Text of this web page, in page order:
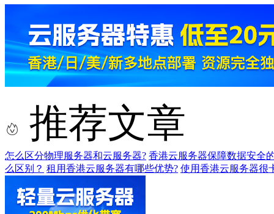
推荐文章
怎么区分物理服务器和云服务器? 香港云服务器保障数据安全
么区别？ 租用香港云服务器有哪些优势? 使用香港云服务器很